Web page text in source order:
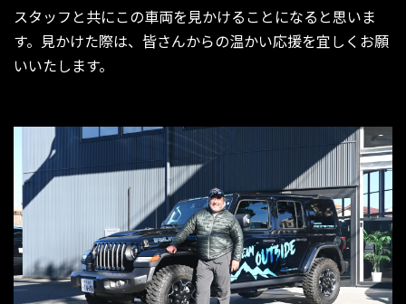
スタッフと共にこの車両を見かけることになると思いま
す。見かけた際は、皆さんからの温かい応援を宜しくお願
いいたします。